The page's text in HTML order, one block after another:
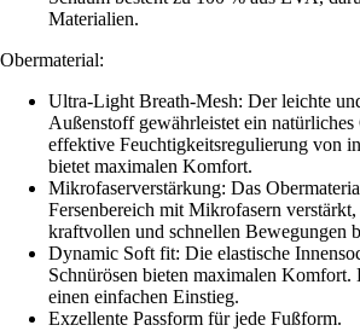
Materialien.
Obermaterial:
Ultra-Light Breath-Mesh: Der leichte
Außenstoff gewährleistet ein
effektive Feuchtigkeitsregulierung von
bietet maximalen Komfort.
Mikrofaserverstärkung: Das
Fersenbereich mit Mikrofasern
kraftvollen und schnellen Bewegungen
Dynamic Soft fit: Die elastische
Schnürösen bieten maximalen
einen einfachen Einstieg.
Exzellente Passform für jede Fußform.